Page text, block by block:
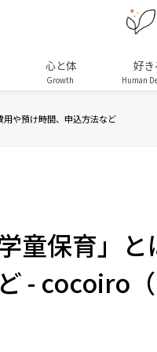
心と体
Growth
好き
Human
や預け時間、申込方法など
童保育」
- cocoiro（